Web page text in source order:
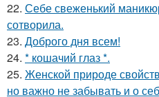
22. Себе свеженький
сотворила.
23. Доброго дня всем!
24. * кошачий глаз *.
25. Женской природе
но важно не забывать и о